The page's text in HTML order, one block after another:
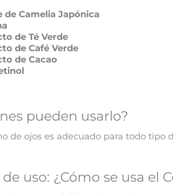
de Camelia Japónica
de Té Verde
de Café Verde
de Cacao
pueden usarlo?
de ojos es adecuado para todo tipo
uso: ¿Cómo se usa el